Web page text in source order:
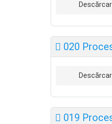
020
019